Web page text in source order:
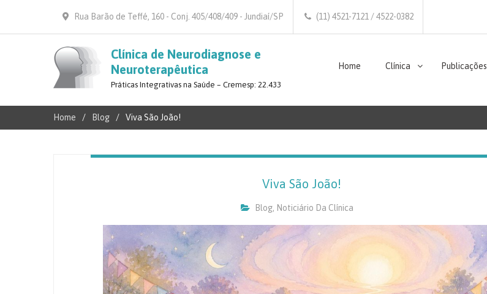
Rua Barão de Teffé, 160 - Conj. 405/408/409 - Jundiaí/SP
(11) 4521-7121 / 4522-0382
Clínica de Neurodiagnose e
Neuroterapêutica
Práticas Integrativas na Saúde – Cremesp: 22.433
Home Clínica Publicações
Home Blog Viva São João!
Viva São João!
Blog, Noticiário Da Clínica